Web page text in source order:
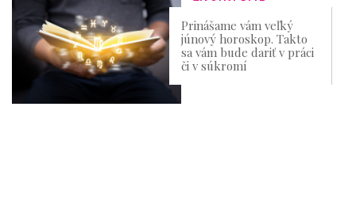
Prinášame vám veľký
júnový horoskop. Takto
sa vám bude dariť v práci
či v súkromí